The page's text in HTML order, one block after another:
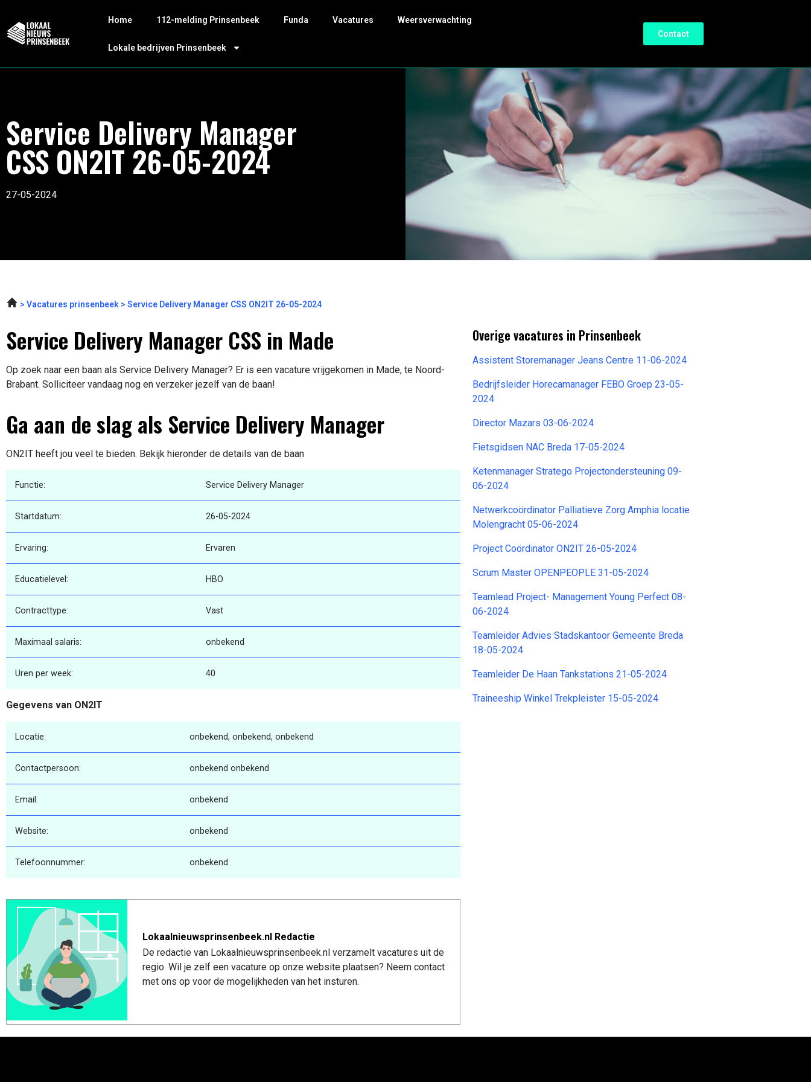
Home 112-melding Prinsenbeek Funda Vacatures Weersverwachting
Lokale bedrijven Prinsenbeek
Contact
Service Delivery Manager
CSS ON2IT 26-05-2024
27-05-2024
Vacatures prinsenbeek Service Delivery Manager CSS ON2IT 26-05-2024
Service Delivery Manager CSS in Made
Op zoek naar een baan als Service Delivery Manager? Er is een vacature vrijgekomen in Made, te Noord-
Brabant. Solliciteer vandaag nog en verzeker jezelf van de baan!
Ga aan de slag als Service Delivery Manager
ON2IT heeft jou veel te bieden. Bekijk hieronder de details van de baan
Functie: Service Delivery Manager
Startdatum: 26-05-2024
Ervaring: Ervaren
Educatielevel: HBO
Contracttype: Vast
Maximaal salaris: onbekend
Uren per week: 40
Gegevens van ON2IT
Locatie: onbekend, onbekend, onbekend
Contactpersoon: onbekend onbekend
Email: onbekend
Website: onbekend
Telefoonnummer: onbekend
Lokaalnieuwsprinsenbeek.nl Redactie
De redactie van Lokaalnieuwsprinsenbeek.nl verzamelt vacatures uit de
regio. Wil je zelf een vacature op onze website plaatsen? Neem contact
met ons op voor de mogelijkheden van het insturen.
Overige vacatures in Prinsenbeek
Assistent Storemanager Jeans Centre 11-06-2024
Bedrijfsleider Horecamanager FEBO Groep 23-05-
2024
Director Mazars 03-06-2024
Fietsgidsen NAC Breda 17-05-2024
Ketenmanager Stratego Projectondersteuning 09-
06-2024
Netwerkcoördinator Palliatieve Zorg Amphia locatie
Molengracht 05-06-2024
Project Coördinator ON2IT 26-05-2024
Scrum Master OPENPEOPLE 31-05-2024
Teamlead Project- Management Young Perfect 08-
06-2024
Teamleider Advies Stadskantoor Gemeente Breda
18-05-2024
Teamleider De Haan Tankstations 21-05-2024
Traineeship Winkel Trekpleister 15-05-2024